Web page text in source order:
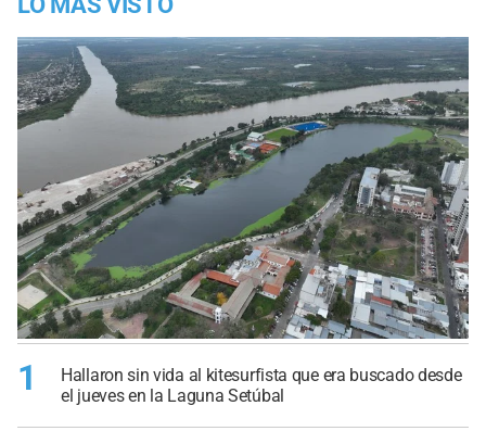
1
Hallaron sin vida al kitesurfista que era buscado desde
el jueves en la Laguna Setúbal